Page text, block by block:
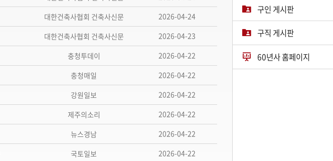
구인 게시판
구직 게시판
60년사 홈페이지
대한건축사협회 건축사신문
2026-04-24
대한건축사협회 건축사신문
2026-04-23
충청투데이
2026-04-22
충청매일
2026-04-22
강원일보
2026-04-22
제주의소리
2026-04-22
뉴스경남
2026-04-22
국토일보
2026-04-22